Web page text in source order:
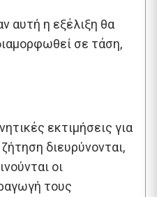
αυτή η εξέλιξη θα
σε τάση,
εκτιμήσεις για
διευρύνονται,
οι
τους